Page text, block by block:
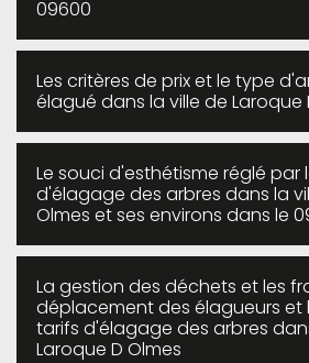
09600
Les critères de prix et le type
élagué dans la ville de Laroque
Le souci d'esthétisme réglé par
d'élagage des arbres dans la
Olmes et ses environs dans le
La gestion des déchets et les
déplacement des élagueurs et
tarifs d'élagage des arbres
Laroque D Olmes